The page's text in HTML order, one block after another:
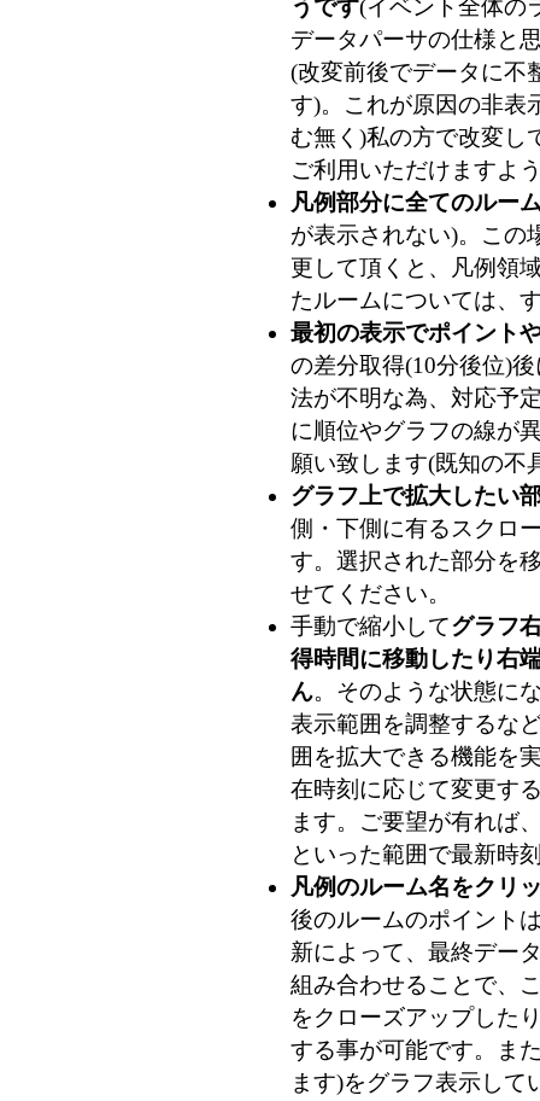
うです(イベント全体の
データパーサの仕様と
(改変前後でデータに不
す)。これが原因の非表
む無く)私の方で改変し
ご利用いただけますよ
凡例部分に全てのルー
が表示されない)。この
更して頂くと、凡例領
たルームについては、
最初の表示でポイント
の差分取得(10分後位)
法が不明な為、対応予
に順位やグラフの線が
願い致します(既知の不
グラフ上で拡大したい
側・下側に有るスクロ
す。選択された部分を
せてください。
手動で縮小してグラフ
得時間に移動したり右
ん。そのような状態に
表示範囲を調整するな
囲を拡大できる機能を
在時刻に応じて変更す
ます。ご要望が有れば
といった範囲で最新時
凡例のルーム名をクリ
後のルームのポイント
新によって、最終デー
組み合わせることで、
をクローズアップした
する事が可能です。ま
ます)をグラフ表示して